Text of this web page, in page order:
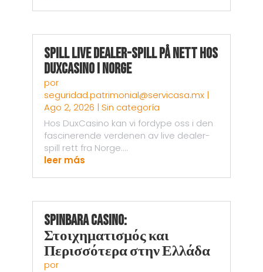
Spill live dealer-spill på nett hos
DuxCasino i Norge
por
seguridad.patrimonial@servicasa.mx|
Ago 2, 2026 | Sin categoría
Hos DuxCasino kan vi fordype oss i den
fascinerende verdenen av live dealer-
spill rett fra Norge....
leer más
Spinbara Casino:
Στοιχηματισμός και
Περισσότερα στην Ελλάδα
por